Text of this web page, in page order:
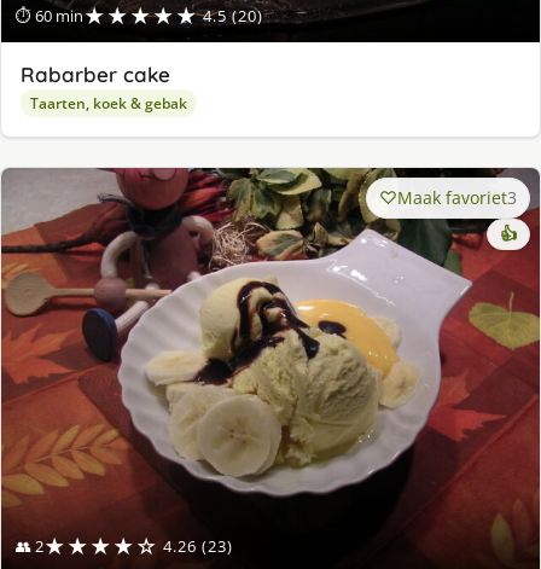
⏱ 60 min★★★★★ 4.5 (20)
Rabarber cake
Taarten, koek & gebak
👥 2★★★★☆ 4.26 (23)
Maak favoriet3
👍